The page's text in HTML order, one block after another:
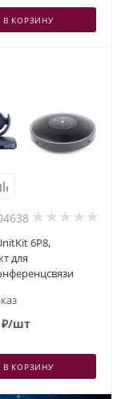
В КОРЗИНУ
6P8,
для
/шт
В КОРЗИНУ